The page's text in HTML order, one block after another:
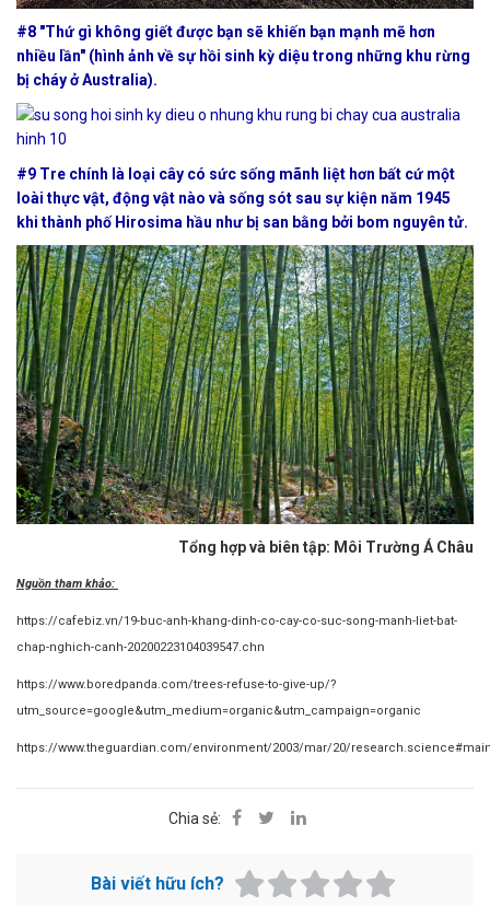
#8 "Thứ gì không giết được bạn sẽ khiến bạn mạnh mẽ hơn
nhiều lần" (hình ảnh về sự hồi sinh kỳ diệu trong những khu rừng
bị cháy ở Australia).
#9 Tre chính là loại cây có sức sống mãnh liệt hơn bất cứ một
loài thực vật, động vật nào và sống sót sau sự kiện năm 1945
khi thành phố Hirosima hầu như bị san bằng bởi bom nguyên tử.
Tổng hợp và biên tập: Môi Trường Á Châu
Nguồn tham khảo:
https://cafebiz.vn/19-buc-anh-khang-dinh-co-cay-co-suc-song-manh-liet-bat-
chap-nghich-canh-20200223104039547.chn
https://www.boredpanda.com/trees-refuse-to-give-up/?
utm_source=google&utm_medium=organic&utm_campaign=organic
https://www.theguardian.com/environment/2003/mar/20/
Chia sẻ:
Bài viết hữu ích?